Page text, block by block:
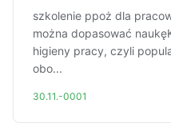
szkolenie ppoż dla
można dopasować
higieny pracy, czyli
obo...
30.11.-0001